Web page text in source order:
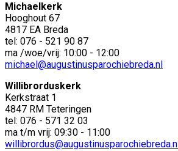
Michaelkerk
Hooghout 67
4817 EA Breda
tel: 076 - 521 90 87
ma /woe/vrij: 10:00 - 12:00
michael@augustinusparochiebreda.nl
Willibrorduskerk
Kerkstraat 1
4847 RM Teteringen
tel: 076 - 571 32 03
ma t/m vrij: 09:30 - 11:00
willibrordus@augustinusparochiebreda.nl